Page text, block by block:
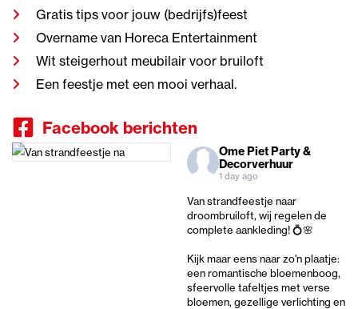
Gratis tips voor jouw (bedrijfs)feest
Overname van Horeca Entertainment
Wit steigerhout meubilair voor bruiloft
Een feestje met een mooi verhaal.
Facebook berichten
Ome Piet Party &
Decorverhuur
1 day ago
Van strandfeestje naar
droombruiloft, wij regelen de
complete aankleding! 💍🌸
Kijk maar eens naar zo'n plaatje:
een romantische bloemenboog,
sfeervolle tafeltjes met verse
bloemen, gezellige verlichting en